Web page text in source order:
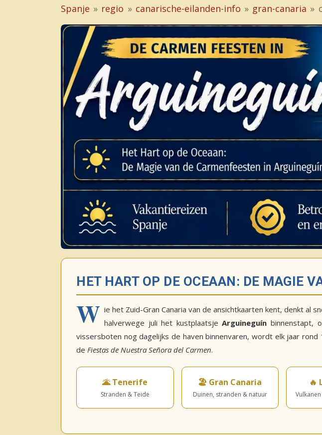
Spanje » regio » canarische-eilanden-info » gran-canaria »
HET HART OP DE OCEAAN: DE MAGIE
W ie het Zuid-Gran Canaria van de ansichtkaarten kent, denkt al
halverwege juli het kustplaatsjeArguineguín binnenstapt,
vissersboten nog dagelijks de haven binnenvaren, wordt elk jaar
de Fiestas de Nuestra Señora del Carmen.
🌋 Tenerife
Stranden & Teide
🏖️ Gran Canaria
Duinen, stranden & natuur
🔥